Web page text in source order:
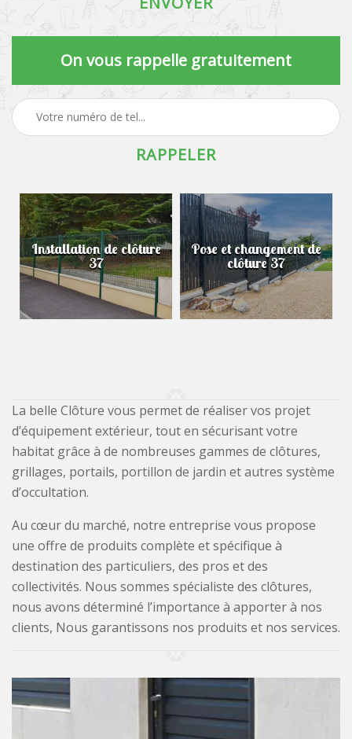
On vous rappelle gratuitement
Installation de clôture
37
Pose et changement de
clôture 37
La belle Clôture vous permet de réaliser vos projet
d’équipement extérieur, tout en sécurisant votre
habitat grâce à de nombreuses gammes de clôtures,
grillages, portails, portillon de jardin et autres système
d’occultation.
Au cœur du marché, notre entreprise vous propose
une offre de produits complète et spécifique à
destination des particuliers, des pros et des
collectivités. Nous sommes spécialiste des clôtures,
nous avons déterminé l’importance à apporter à nos
clients, Nous garantissons nos produits et nos services.